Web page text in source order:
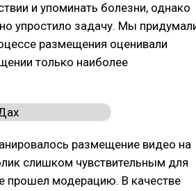
и упоминать болезни, однако
упростило задачу. Мы
размещения оценивали
только наиболее
размещение видео на
слишком чувствительным для
прошел модерацию. В качестве